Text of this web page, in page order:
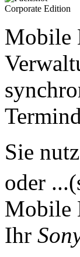
Mobile
Sie
oder
Mobile
Ihr